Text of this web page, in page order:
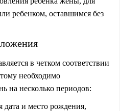
ребенком, оставшимся без
в четком соответствии
необходимо
на несколько периодов:
дата и место рождения,